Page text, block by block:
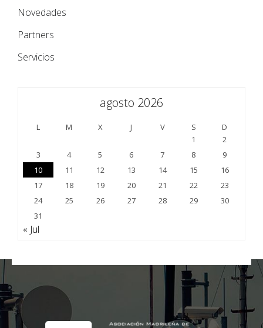
Novedades
Partners
Servicios
agosto 2026
L M X J V S
D
1
2
3
4 5 6 7 8
9
10
11 12 13 14 15
16
17
18 19 20 21 22
23
24
25 26 27 28 29
30
31
« Jul
;